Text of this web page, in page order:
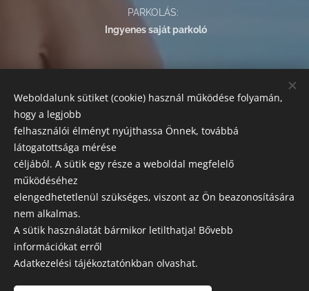
PARKOLÁS:
Ingyenes saját parkoló
Az alábbi módokon egyenlítheti ki szolgáltatásaink árát:
készpénz, bankkártyás fizetés, SZÉP kártya.
SZAKRENDELÉSEK
Előzetes előjegyzés szükséges!
Esztétikai, orvosi központ és labor
Leírásaink tájékoztató jellegűek, a változtatás jogát fenntartjuk
2021 © MINDEN JOG FENNTARTVA
Weboldalunk sütiket (cookie) használ működése folyamán,
hogy a legjobb
felhasználói élményt nyújthassa Önnek, továbbá
látogatottsága mérése
céljából. A sütik egy része a weboldal megfelelő
működéséhez
elengedhetetlenül szükséges, viszont az Ön beazonosítására
nem alkalmas.
A sütik használatát bármikor letilthatja! Bővebb
információkat erről
Adatkezelési tájékoztatónkban olvashat.